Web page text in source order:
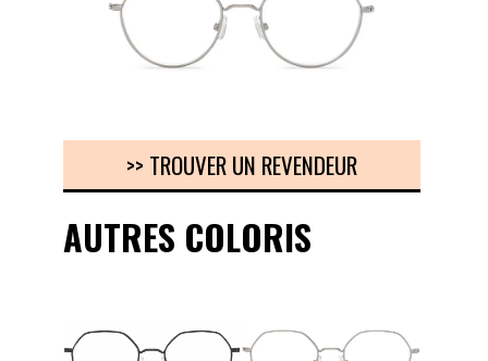
>> TROUVER UN REVENDEUR
AUTRES COLORIS